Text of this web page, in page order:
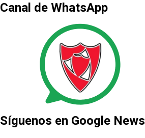
Canal de WhatsApp
Síguenos en Google News